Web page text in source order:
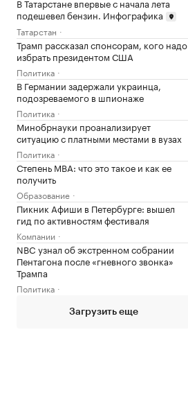
подешевел бензин. Инфографика
Татарстан
Трамп рассказал спонсорам, кого надо
избрать президентом США
Политика
В Германии задержали украинца,
подозреваемого в шпионаже
Политика
Минобрнауки проанализирует
ситуацию с платными местами в вузах
Политика
Степень MBA: что это такое и как ее
получить
Образование
Пикник Афиши в Петербурге: вышел
гид по активностям фестиваля
Компании
NBC узнал об экстренном собрании
Пентагона после «гневного звонка»
Трампа
Политика
Загрузить еще